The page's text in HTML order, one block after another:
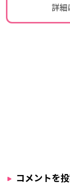
詳細
コメントを